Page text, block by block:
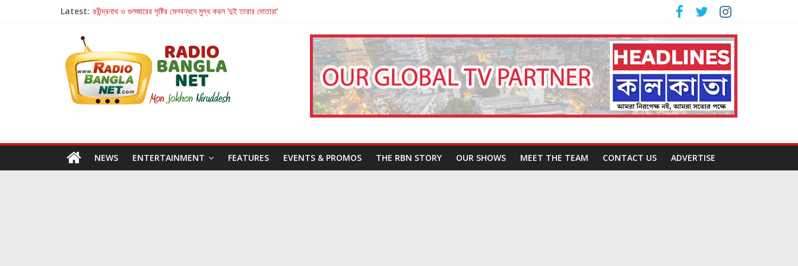
Latest: রবীন্দ্রনাথ ও গুলজারের সৃষ্টির মেলবন্ধনে মুগ্ধ করল ‘দুই তারার দোতারা’
Retribution: A Thought-Provoking Short Film That Challenges Our Understanding of Justice
হাওয়া বদলের টলিউডে ‘তুমি এলে তাই’
NEWS ENTERTAINMENT FEATURES EVENTS & PROMOS THE RBN STORY OUR SHOWS MEET THE TEAM CONTACT US ADVERTISE